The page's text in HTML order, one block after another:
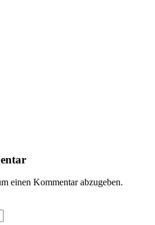
einen Kommentar abzugeben.